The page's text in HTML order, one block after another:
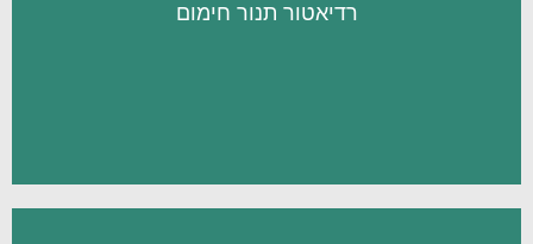
רדיאטור תנור חימום
ריהוט בדירה.